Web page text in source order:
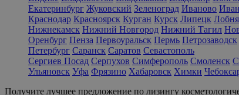
Екатеринбург Жуковский Зеленоград Иваново
Краснодар Красноярск Курган Курск Липецк Лобня
Нижнекамск Нижний Новгород Нижний Тагил
Оренбург Пенза Первоуральск Пермь Петрозаводск
Петербург Саранск Саратов Севастополь
Сергиев Посад Серпухов Симферополь Смоленск
Ульяновск Уфа Фрязино Хабаровск Химки
Получите лучшее предложение по лизингу